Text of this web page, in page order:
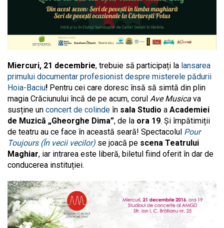
Miercuri, 21 decembrie, trebuie să participați la lansarea
primului documentar profesionist despre misterele pădurii
Hoia-Baciu! Pentru cei care doresc însă să simtă din plin
magia Crăciunului încă de pe acum, corul Ave Musica va
susține un concert de colinde în sala Studio a Academiei
de Muzică „Gheorghe Dima”, de la ora 19. Și împătimiții
de teatru au ce face în această seară! Spectacolul Pour
Toujours (În vecii vecilor) se joacă pe scena Teatrului
Maghiar, iar intrarea este liberă, biletul fiind oferit în dar de
conducerea instituției.